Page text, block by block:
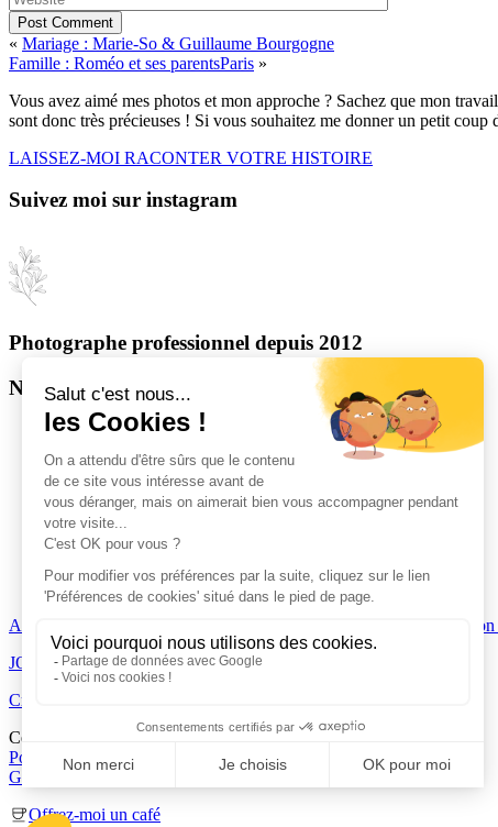
Post Comment
« Mariage : Marie-So & Guillaume Bourgogne
Famille : Roméo et ses parentsParis »
Vous avez aimé mes photos et mon approche ? Sachez que mon
sont donc très précieuses ! Si vous souhaitez me donner un petit
LAISSEZ-MOI RACONTER VOTRE HISTOIRE
Suivez moi sur instagram
Photographe professionnel depuis 2012
Nantes, Loire-Atlantique, Pays de la Loire
Couple
Grossesse
/
Naissance
/
Mariage
Famille
ACCUEIL
JOURNAL|A PROPOS|PORTFOLIO
Création de sites web
Ce site est protégé par reCAPTCHA et Google
Politique de confidentialité
Conditions d'utilisation
Gestion des cookies
Offrez-moi un café